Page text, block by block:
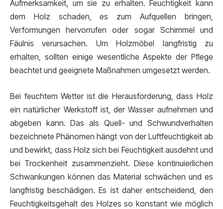
Aufmerksamkeit, um sie zu erhalten. Feuchtigkeit kann
dem Holz schaden, es zum Aufquellen bringen,
Verformungen hervorrufen oder sogar Schimmel und
Fäulnis verursachen. Um Holzmöbel langfristig zu
erhalten, sollten einige wesentliche Aspekte der Pflege
beachtet und geeignete Maßnahmen umgesetzt werden.
Bei feuchtem Wetter ist die Herausforderung, dass Holz
ein natürlicher Werkstoff ist, der Wasser aufnehmen und
abgeben kann. Das als Quell- und Schwundverhalten
bezeichnete Phänomen hängt von der Luftfeuchtigkeit ab
und bewirkt, dass Holz sich bei Feuchtigkeit ausdehnt und
bei Trockenheit zusammenzieht. Diese kontinuierlichen
Schwankungen können das Material schwächen und es
langfristig beschädigen. Es ist daher entscheidend, den
Feuchtigkeitsgehalt des Holzes so konstant wie möglich